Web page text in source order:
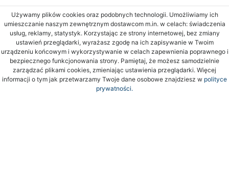
Używamy plików cookies oraz podobnych technologii. Umożliwiamy ich
umieszczanie naszym zewnętrznym dostawcom m.in. w celach: świadczenia
usług, reklamy, statystyk. Korzystając ze strony internetowej, bez zmiany
ustawień przeglądarki, wyrażasz zgodę na ich zapisywanie w Twoim
urządzeniu końcowym i wykorzystywanie w celach zapewnienia poprawnego i
bezpiecznego funkcjonowania strony. Pamiętaj, że możesz samodzielnie
zarządzać plikami cookies, zmieniając ustawienia przeglądarki. Więcej
informacji o tym jak przetwarzamy Twoje dane osobowe znajdziesz w polityce
prywatności.